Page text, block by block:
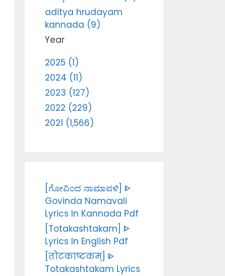
aditya hrudayam
kannada (9)
Year
2025 (1)
2024 (11)
2023 (127)
2022 (229)
2021 (1,566)
[ಗೋವಿಂದ ನಾಮಾವಳಿ] ᐈ
Govinda Namavali
Lyrics In Kannada Pdf
[Totakashtakam] ᐈ
Lyrics In English Pdf
[तोटकाष्टकम्] ᐈ
Totakashtakam Lyrics